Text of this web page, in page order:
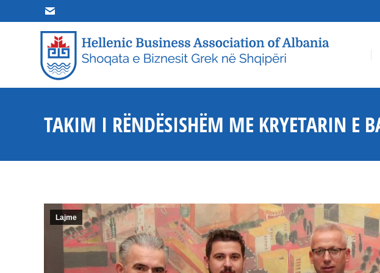
TAKIM I RËNDËSISHËM ME KRYETARIN E
Lajme
HOME RRETH HBAA